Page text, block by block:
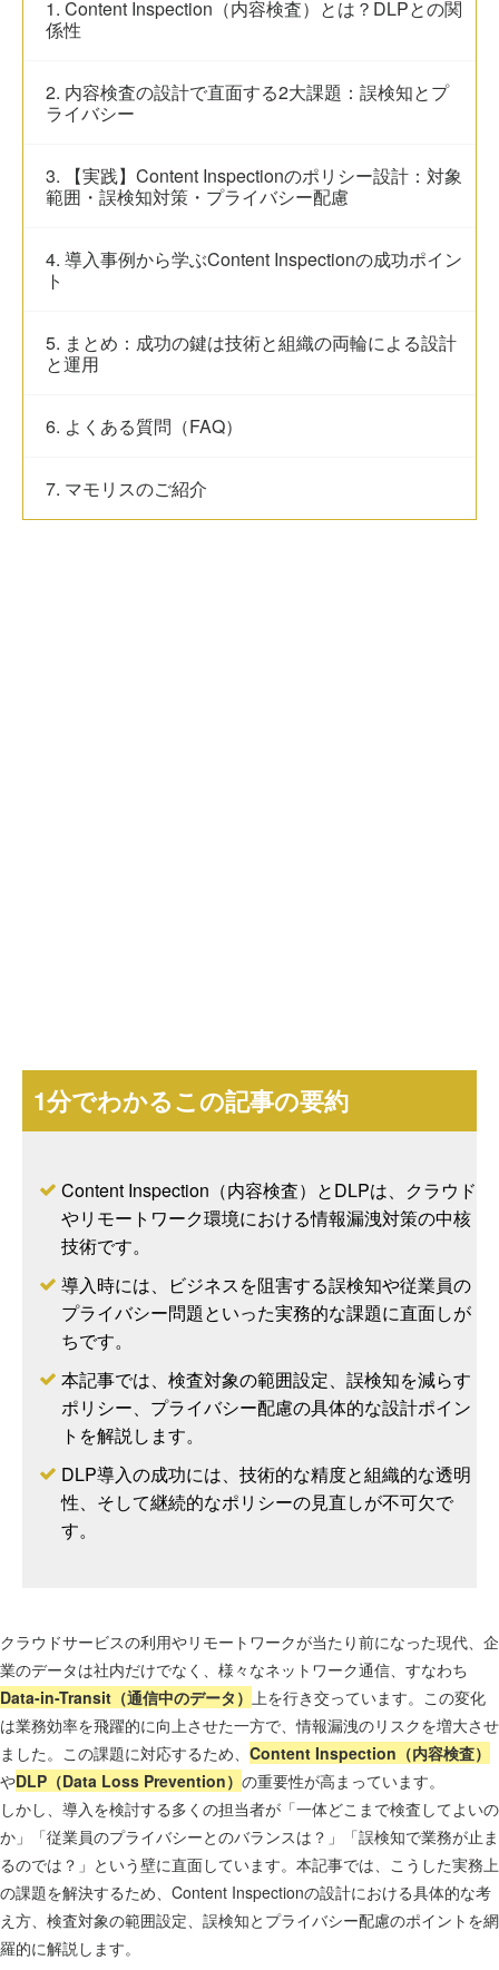
1. Content Inspection（内容検査）とは？DLPとの関
係性
2. 内容検査の設計で直面する2大課題：誤検知とプ
ライバシー
3. 【実践】Content Inspectionのポリシー設計：対象
範囲・誤検知対策・プライバシー配慮
4. 導入事例から学ぶContent Inspectionの成功ポイン
ト
5. まとめ：成功の鍵は技術と組織の両輪による設計
と運用
6. よくある質問（FAQ）
7. マモリスのご紹介
1分でわかるこの記事の要約
Content Inspection（内容検査）とDLPは、クラウド
やリモートワーク環境における情報漏洩対策の中核
技術です。
導入時には、ビジネスを阻害する誤検知や従業員の
プライバシー問題といった実務的な課題に直面しが
ちです。
本記事では、検査対象の範囲設定、誤検知を減らす
ポリシー、プライバシー配慮の具体的な設計ポイン
トを解説します。
DLP導入の成功には、技術的な精度と組織的な透明
性、そして継続的なポリシーの見直しが不可欠で
す。
クラウドサービスの利用やリモートワークが当たり前になった現代、企
業のデータは社内だけでなく、様々なネットワーク通信、すなわち
Data-in-Transit（通信中のデータ） 上を行き交っています。この変化
は業務効率を飛躍的に向上させた一方で、情報漏洩のリスクを増大させ
ました。この課題に対応するため、 Content Inspection（内容検査）
やDLP（Data Loss Prevention） の重要性が高まっています。
しかし、導入を検討する多くの担当者が「一体どこまで検査してよいの
か」「従業員のプライバシーとのバランスは？」「誤検知で業務が止ま
るのでは？」という壁に直面しています。本記事では、こうした実務上
の課題を解決するため、Content Inspectionの設計における具体的な考
え方、検査対象の範囲設定、誤検知とプライバシー配慮のポイントを網
羅的に解説します。